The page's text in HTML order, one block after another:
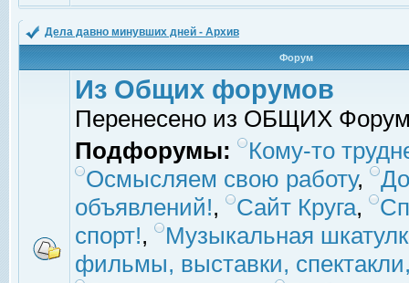
Дела давно минувших дней - Архив
Форум
Из Общих форумов
Перенесено из ОБЩИХ
Подфорумы:
Кому-то
Осмысляем свою работу,
объявлений!, Сайт Круга,
спорт!,
Музыкальная
фильмы, выставки,